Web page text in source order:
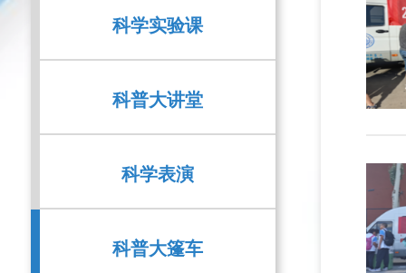
科学实验课
科普大讲堂
科学表演
科普大篷车